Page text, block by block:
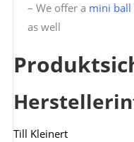
– We offer a mini
as well
Till Kleinert